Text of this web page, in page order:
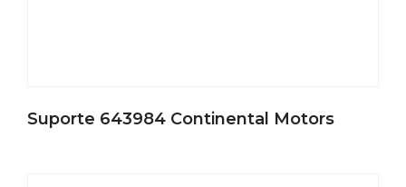
Suporte 643984 Continental Motors